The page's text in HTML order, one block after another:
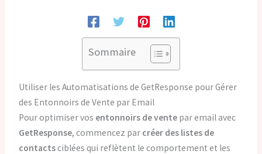
Sommaire
Utiliser les Automatisations de GetResponse pour Gérer
des Entonnoirs de Vente par Email
Pour optimiser vos entonnoirs de vente par email avec
GetResponse, commencez par créer des listes de
contactsciblées qui reflètent le comportement et les